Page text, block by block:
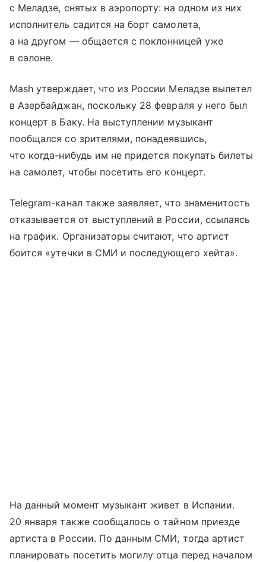
с Меладзе, снятых в аэропорту: на одном из них
исполнитель садится на борт самолета,
а на другом — общается с поклонницей уже
в салоне.
Mash утверждает, что из России Меладзе вылетел
в Азербайджан, поскольку 28 февраля у него был
концерт в Баку. На выступлении музыкант
пообщался со зрителями, понадеявшись,
что когда-нибудь им не придется покупать билеты
на самолет, чтобы посетить его концерт.
Telegram-канал также заявляет, что знаменитость
отказывается от выступлений в России, ссылаясь
на график. Организаторы считают, что артист
боится «утечки в СМИ и последующего хейта».
На данный момент музыкант живет в Испании.
20 января также сообщалось о тайном приезде
артиста в России. По данным СМИ, тогда артист
планировать посетить могилу отца перед началом